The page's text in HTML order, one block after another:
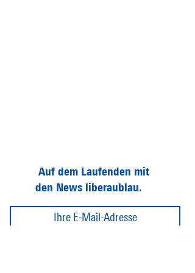
Auf dem Laufenden mit
den News liberaublau.